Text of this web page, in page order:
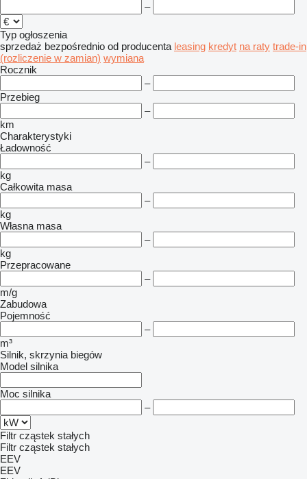
–
Typ ogłoszenia
sprzedaż bezpośrednio od producenta leasing kredyt na raty trade-in
(rozliczenie w zamian) wymiana
Rocznik
–
Przebieg
–
km
Charakterystyki
Ładowność
–
kg
Całkowita masa
–
kg
Własna masa
–
kg
Przepracowane
–
m/g
Zabudowa
Pojemność
–
m³
Silnik, skrzynia biegów
Model silnika
Moc silnika
–
Filtr cząstek stałych
Filtr cząstek stałych
EEV
EEV